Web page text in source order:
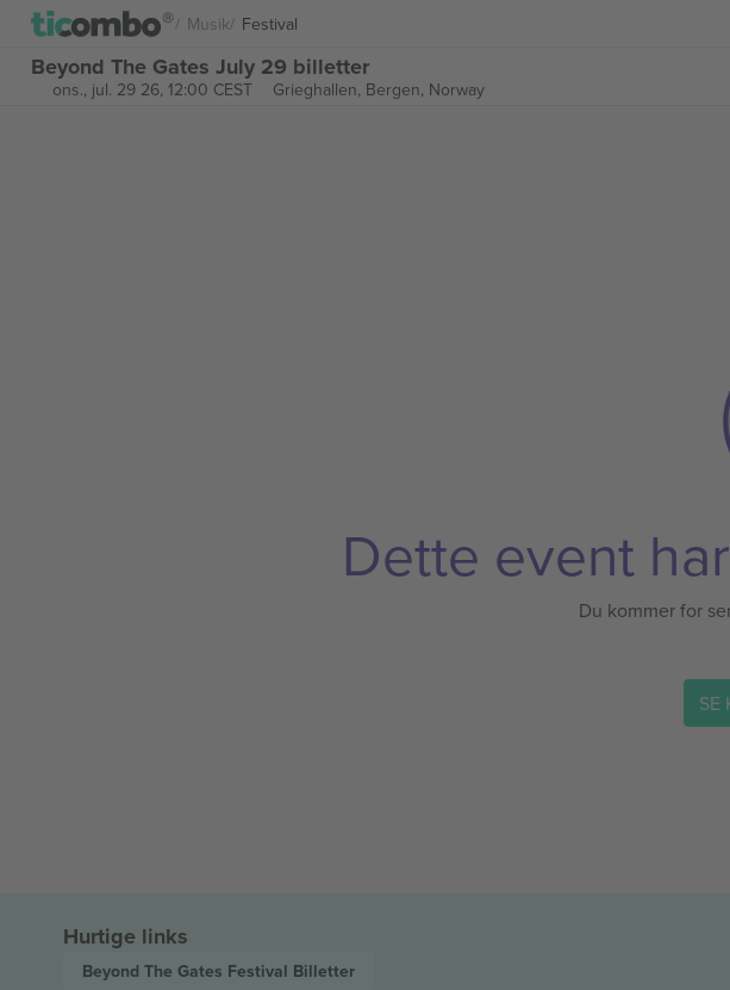
Musik Festival
Beyond The Gates July 29 billetter
ons., jul. 29 26, 12:00 CEST Grieghallen, Bergen, Norway
Dette event
Du kommer for
SE
Hurtige links
Beyond The Gates Festival Billetter